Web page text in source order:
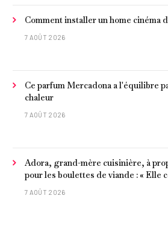
Comment installer un home cinéma
7 AOÛT 2026
Ce parfum Mercadona a l'équilibre
chaleur
7 AOÛT 2026
Adora, grand-mère cuisinière, à
pour les boulettes de viande : « Elle
curcuma, du poivre, une poignée
7 AOÛT 2026